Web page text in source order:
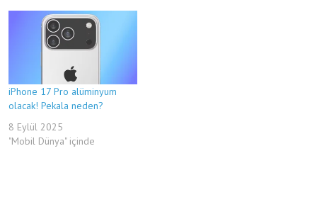
iPhone 17 Pro alüminyum
olacak! Pekala neden?
8 Eylül 2025
"Mobil Dünya" içinde